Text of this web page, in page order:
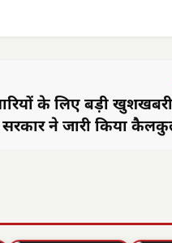
के लिए बड़ी
ने जारी किया